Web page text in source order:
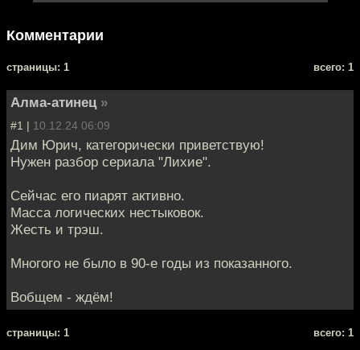
Комментарии
cтраницы: 1 всего: 1
Алма-атинец »
#1 | 10.12.24 06:09
Дим Юрич, категорически приветствую!
Нужен разбор сериала "Лихие".
Сейчас его пиарят активно.
Масса логических нестыковок.
Жесть и трэш.
Многого не было в 90-е годы из показанного.
Вобщем - ждём!
cтраницы: 1 всего: 1